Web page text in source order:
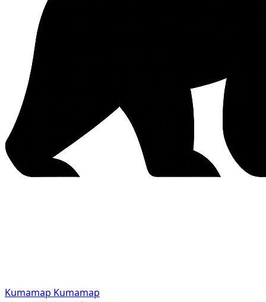
Kumamap Kumamap